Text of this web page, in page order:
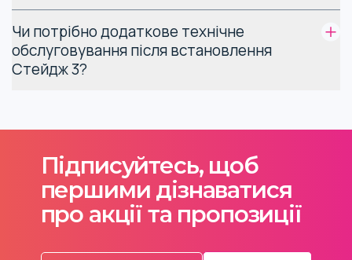
Чи потрібно додаткове технічне
обслуговування після встановлення
Стейдж 3?
Підписуйтесь, щоб
першими дізнаватися
про акції та пропозиції